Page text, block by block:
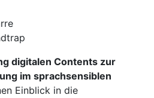
digitalen Contents zur
im sprachsensiblen
Einblick in die